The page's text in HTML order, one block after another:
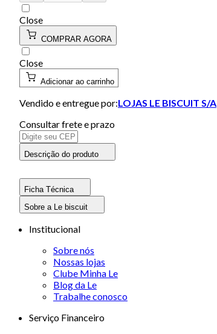
Close
COMPRAR AGORA
Close
Adicionar ao carrinho
Vendido e entregue por:LOJAS LE BISCUIT S/A
Consultar frete e prazo
Descrição do produto
Ficha Técnica
Sobre a Le biscuit
Institucional
Sobre nós
Nossas lojas
Clube Minha Le
Blog da Le
Trabalhe conosco
Serviço Financeiro